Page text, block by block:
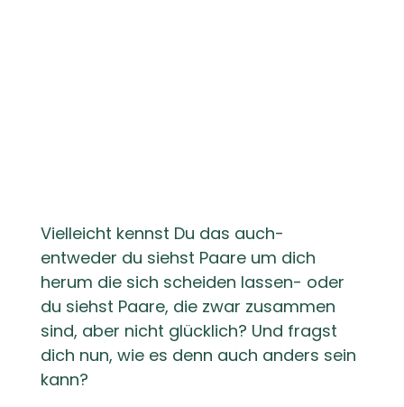
Vielleicht kennst Du das auch-
entweder du siehst Paare um dich
herum die sich scheiden lassen- oder
du siehst Paare, die zwar zusammen
sind, aber nicht glücklich? Und fragst
dich nun, wie es denn auch anders sein
kann?